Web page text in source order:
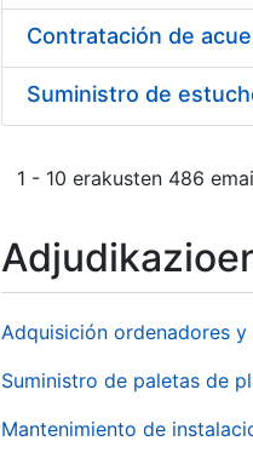
Suministro de
1 - 10 erakusten 486
Adquisición ordenadores
Suministro de paletas de
Mantenimiento de